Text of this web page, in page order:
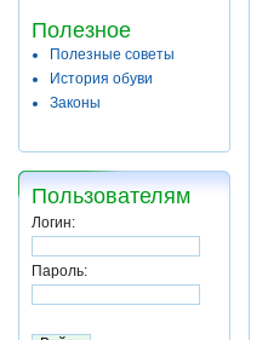
Полезное
Полезные советы
История обуви
Законы
Пользователям
Логин:
Пароль: